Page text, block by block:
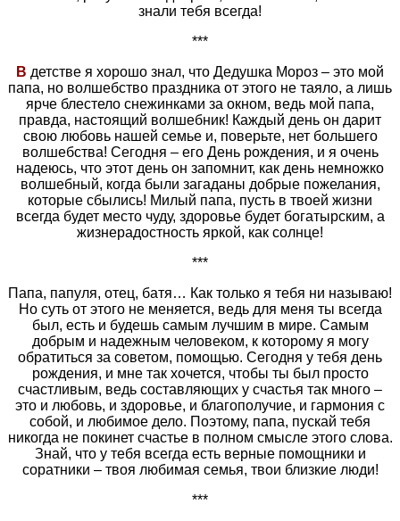
знали тебя всегда!
***
В детстве я хорошо знал, что Дедушка Мороз – это мой
папа, но волшебство праздника от этого не таяло, а лишь
ярче блестело снежинками за окном, ведь мой папа,
правда, настоящий волшебник! Каждый день он дарит
свою любовь нашей семье и, поверьте, нет большего
волшебства! Сегодня – его День рождения, и я очень
надеюсь, что этот день он запомнит, как день немножко
волшебный, когда были загаданы добрые пожелания,
которые сбылись! Милый папа, пусть в твоей жизни
всегда будет место чуду, здоровье будет богатырским, а
жизнерадостность яркой, как солнце!
***
Папа, папуля, отец, батя… Как только я тебя ни называю!
Но суть от этого не меняется, ведь для меня ты всегда
был, есть и будешь самым лучшим в мире. Самым
добрым и надежным человеком, к которому я могу
обратиться за советом, помощью. Сегодня у тебя день
рождения, и мне так хочется, чтобы ты был просто
счастливым, ведь составляющих у счастья так много –
это и любовь, и здоровье, и благополучие, и гармония с
собой, и любимое дело. Поэтому, папа, пускай тебя
никогда не покинет счастье в полном смысле этого слова.
Знай, что у тебя всегда есть верные помощники и
соратники – твоя любимая семья, твои близкие люди!
***